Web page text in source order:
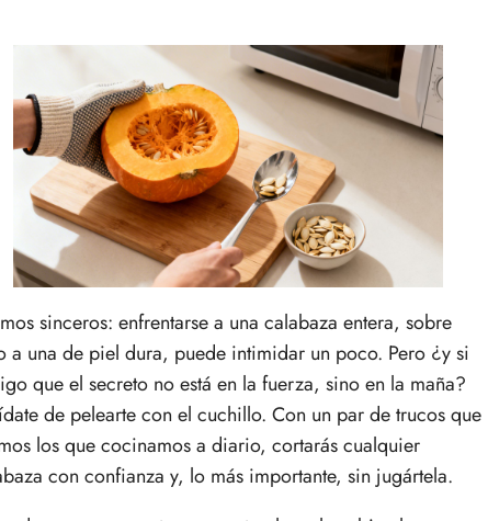
sinceros: enfrentarse a una calabaza entera, sobre
a una de piel dura, puede intimidar un poco. Pero ¿y si
que el secreto no está en la fuerza, sino en la maña?
de pelearte con el cuchillo. Con un par de trucos que
los que cocinamos a diario, cortarás cualquier
con confianza y, lo más importante, sin jugártela.